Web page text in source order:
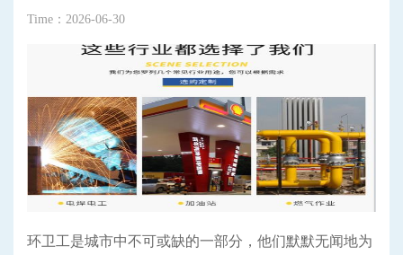
Time：2026-06-30
环卫工是城市中不可或缺的一部分，他们默默无闻地为